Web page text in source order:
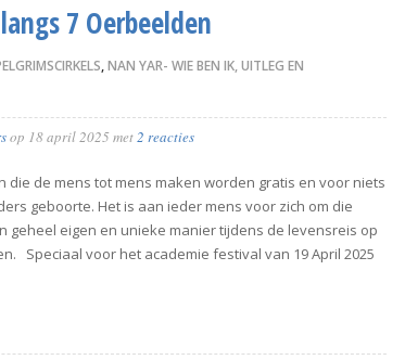
7 Oerbeelden
,NAN YAR- WIE BEN IK, UITLEG EN
op 18 april 2025 met2 reacties
die de mens tot mens maken worden gratis en voor niets
geboorte. Het is aan ieder mens voor zich om die
geheel eigen en unieke manier tijdens de levensreis op
Speciaal voor het academie festival van 19 April 2025